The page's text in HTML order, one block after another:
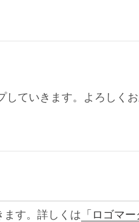
ていきます。よろしくお
ます。詳しくは 「ロゴマ